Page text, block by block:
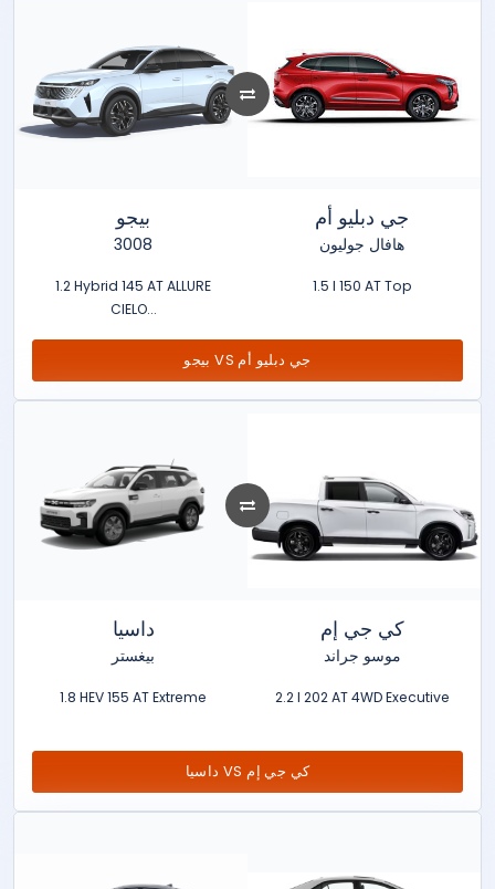
بيجو
3008
1.2 Hybrid 145 AT ALLURE
CIELO...
جي دبليو أم
هافال جوليون
1.5 l 150 AT Top
بيجو VS جي دبليو أم
داسيا
بيغستر
1.8 HEV 155 AT Extreme
كي جي إم
موسو جراند
2.2 l 202 AT 4WD Executive
داسيا VS كي جي إم